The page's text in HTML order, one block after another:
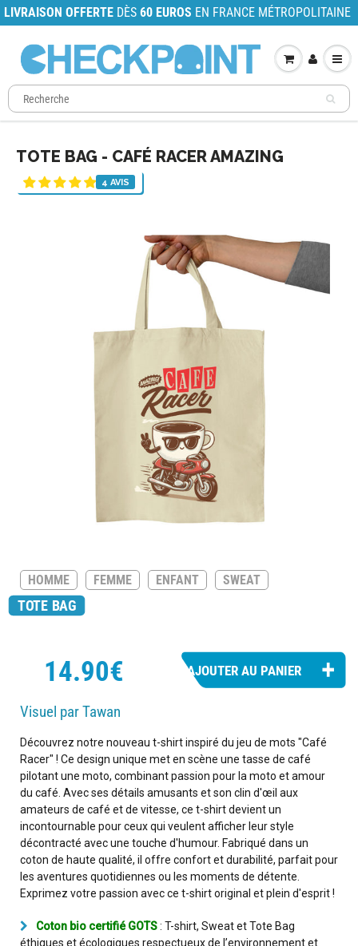
LIVRAISON OFFERTE DÈS 60 EUROS EN FRANCE MÉTROPOLITAINE
TOTE BAG - CAFÉ RACER AMAZING
4 AVIS
HOMME FEMME ENFANT SWEAT
TOTE BAG
14.90€
Visuel par Tawan
Découvrez notre nouveau t-shirt inspiré du jeu de mots "Café
Racer" ! Ce design unique met en scène une tasse de café
pilotant une moto, combinant passion pour la moto et amour
du café. Avec ses détails amusants et son clin d'œil aux
amateurs de café et de vitesse, ce t-shirt devient un
incontournable pour ceux qui veulent afficher leur style
décontracté avec une touche d'humour. Fabriqué dans un
coton de haute qualité, il offre confort et durabilité, parfait pour
les aventures quotidiennes ou les moments de détente.
Exprimez votre passion avec ce t-shirt original et plein d'esprit !
Coton bio certifié GOTS: T-shirt, Sweat et Tote Bag
éthiques et écologiques respectueux de l’environnement et